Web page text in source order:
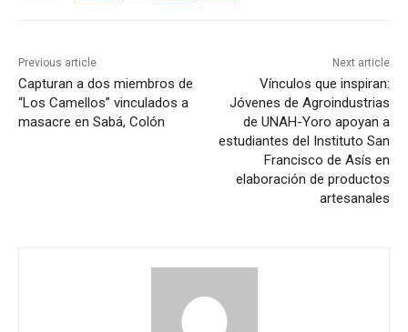
Previous article
Capturan a dos miembros de
“Los Camellos” vinculados a
masacre en Sabá, Colón
Next article
Vínculos que inspiran:
Jóvenes de Agroindustrias
de UNAH-Yoro apoyan a
estudiantes del Instituto San
Francisco de Asís en
elaboración de productos
artesanales